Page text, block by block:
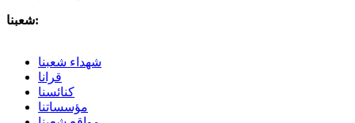
شعبنا:
شهداء شعبنا
قرانا
كنائسنا
مؤسساتنا